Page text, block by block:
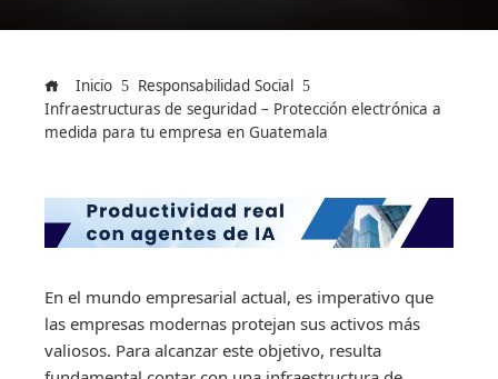
Inicio
Responsabilidad Social
Infraestructuras de seguridad – Protección electrónica a
medida para tu empresa en Guatemala
En el mundo empresarial actual, es imperativo que
las empresas modernas protejan sus activos más
valiosos. Para alcanzar este objetivo, resulta